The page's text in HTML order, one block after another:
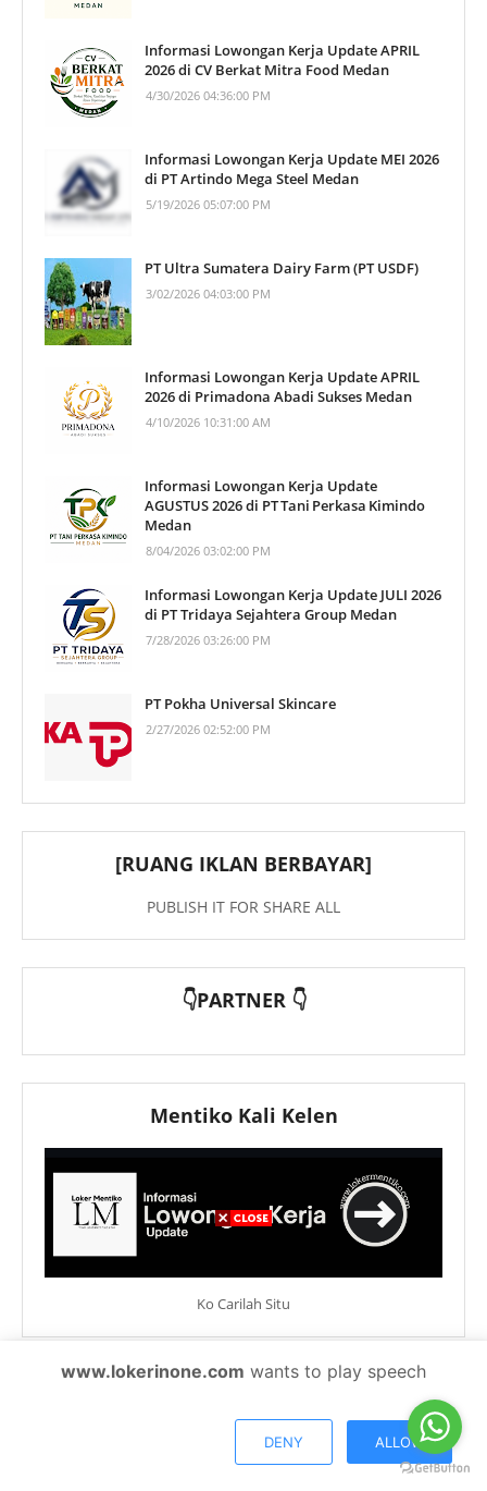
Informasi Lowongan Kerja Update APRIL
2026 di CV Berkat Mitra Food Medan
4/30/2026 04:36:00 PM
Informasi Lowongan Kerja Update MEI 2026
di PT Artindo Mega Steel Medan
5/19/2026 05:07:00 PM
PT Ultra Sumatera Dairy Farm (PT USDF)
3/02/2026 04:03:00 PM
Informasi Lowongan Kerja Update APRIL
2026 di Primadona Abadi Sukses Medan
4/10/2026 10:31:00 AM
Informasi Lowongan Kerja Update
AGUSTUS 2026 di PT Tani Perkasa Kimindo
Medan
8/04/2026 03:02:00 PM
Informasi Lowongan Kerja Update JULI 2026
di PT Tridaya Sejahtera Group Medan
7/28/2026 03:26:00 PM
PT Pokha Universal Skincare
2/27/2026 02:52:00 PM
[RUANG IKLAN BERBAYAR]
PUBLISH IT FOR SHARE ALL
👇PARTNER 👇
Mentiko Kali Kelen
Ko Carilah Situ
PT EWF Kanca Medan
www.lokerinone.com wants to play speech
DENY ALLOW